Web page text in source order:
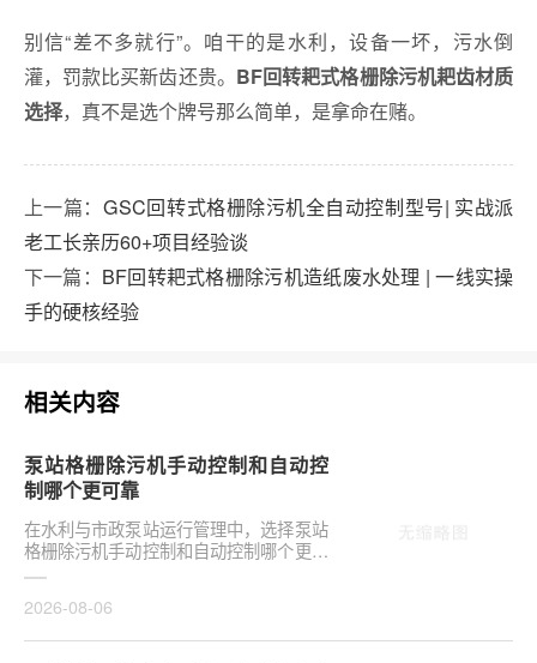
别信“差不多就行”。咱干的是水利，设备一坏，污水倒
灌，罚款比买新齿还贵。 BF回转耙式格栅除污机耙齿材质
选择，真不是选个牌号那么简单，是拿命在赌。
上一篇： GSC回转式格栅除污机全自动控制型号| 实战派
老工长亲历60+项目经验谈
下一篇： BF回转耙式格栅除污机造纸废水处理 | 一线实操
手的硬核经验
相关内容
泵站格栅除污机手动控制和自动控
制哪个更可靠
在水利与市政泵站运行管理中，选择泵站
格栅除污机手动控制和自动控制哪个更可
靠，往往是项目决策的关键环节。这并非
2026-08-06